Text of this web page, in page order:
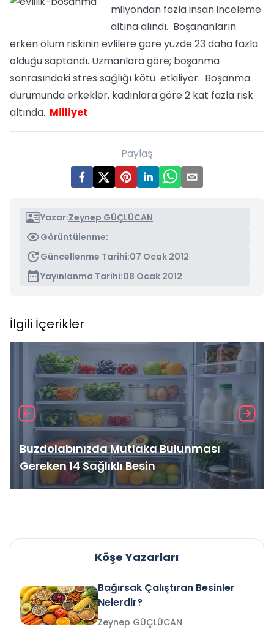
milyondan fazla insan inceleme
altına alındı. Boşananların
erken ölüm riskinin evlilere göre yüzde 23 daha fazla
olduğu saptandı. Uzmanlara göre; boşanma
sonrasındaki stres sağlığı kötü etkiliyor. Boşanma
durumunda erkekler, kadınlara göre 2 kat fazla risk
altında. Milliyet
Paylaş
Yazar:Zeynep GÜÇLÜCAN
Görüntülenme:
Güncellenme Tarihi:07 Ocak 2012
Yayınlanma Tarihi:08 Ocak 2012
İlgili İçerikler
Buzdolabınızda Mutlaka Bulunması
Gereken 14 Sağlıklı Besin
Köşe Yazarları
Bağırsak Çalıştıran Besinler
Nelerdir?
Zeynep GÜÇLÜCAN